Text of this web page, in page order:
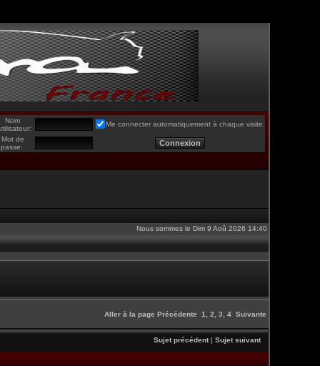
Nom
Me connecter automatiquement à chaque visite
Mot de
passe:
Nous sommes le Dim 9 Aoû 2026 14:40
Aller à la page Précédente 1 2 3 4 Suivante
Sujet précédent| Sujet suivant